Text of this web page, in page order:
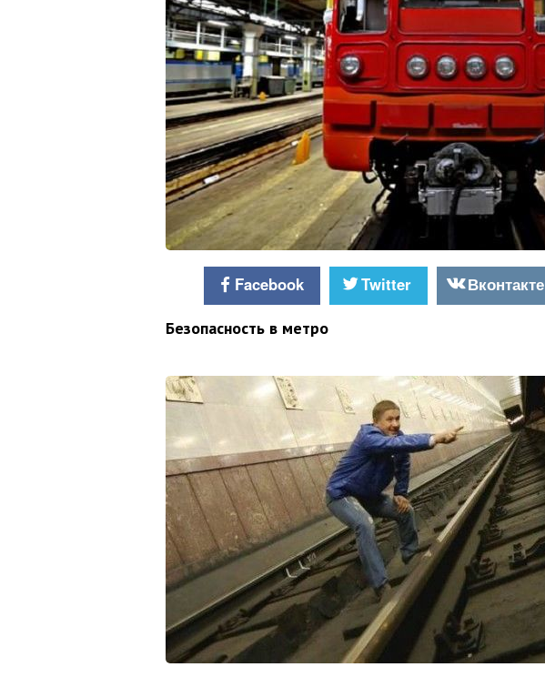
Facebook Twitter Вконтакте
Безопасность в метро